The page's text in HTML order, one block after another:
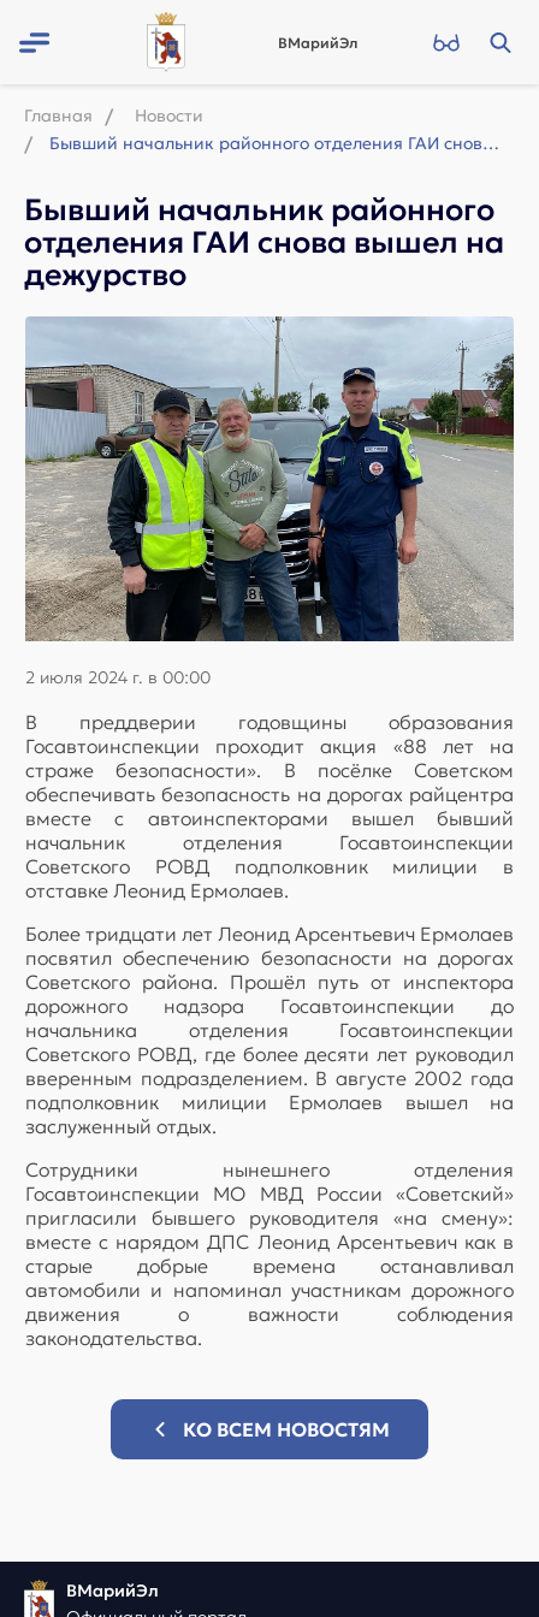
ВМарийЭл
Главная
Новости
Бывший начальник районного отделения ГАИ снова вышел на дежурство
Бывший начальник районного
отделения ГАИ снова вышел на
дежурство
2 июля 2024 г. в 00:00
В преддверии годовщины образования
Госавтоинспекции проходит акция «88 лет на
страже безопасности». В посёлке Советском
обеспечивать безопасность на дорогах райцентра
вместе с автоинспекторами вышел бывший
начальник отделения Госавтоинспекции
Советского РОВД подполковник милиции в
отставке Леонид Ермолаев.
Более тридцати лет Леонид Арсентьевич Ермолаев
посвятил обеспечению безопасности на дорогах
Советского района. Прошёл путь от инспектора
дорожного надзора Госавтоинспекции до
начальника отделения Госавтоинспекции
Советского РОВД, где более десяти лет руководил
вверенным подразделением. В августе 2002 года
подполковник милиции Ермолаев вышел на
заслуженный отдых.
Сотрудники нынешнего отделения
Госавтоинспекции МО МВД России «Советский»
пригласили бывшего руководителя «на смену»:
вместе с нарядом ДПС Леонид Арсентьевич как в
старые добрые времена останавливал
автомобили и напоминал участникам дорожного
движения о важности соблюдения
законодательства.
КО ВСЕМ НОВОСТЯМ
ВМарийЭл